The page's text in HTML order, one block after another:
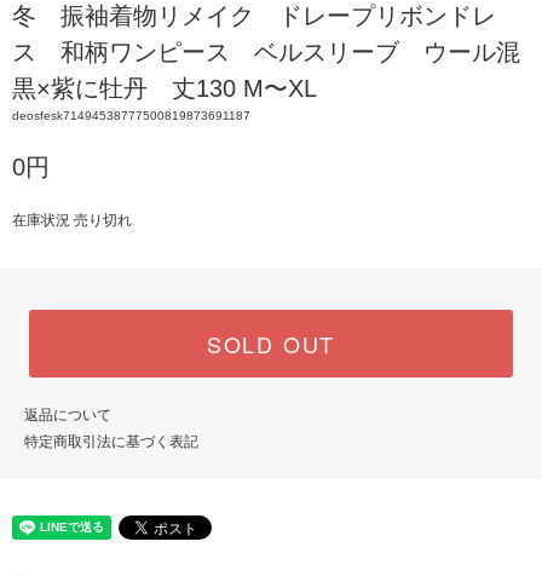
冬 振袖着物リメイク ドレープリボンドレ
ス 和柄ワンピース ベルスリーブ ウール混
黒×紫に牡丹 丈130 M〜XL
deosfesk71494538777500819873691187
0円
在庫状況 売り切れ
SOLD OUT
返品について
特定商取引法に基づく表記